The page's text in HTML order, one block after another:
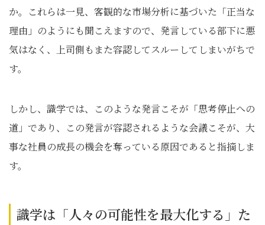
か。これらは一見、客観的な市場分析に基づいた「正当な
理由」のようにも聞こえますので、発言している部下に悪
気はなく、上司側もまた容認してスルーしてしまいがちで
す。
しかし、識学では、このような発言こそが「思考停止への
道」であり、この発言が容認されるような会議こそが、大
事な社員の成長の機会を奪っている原因であると指摘しま
す。
識学は「人々の可能性を最大化する」た